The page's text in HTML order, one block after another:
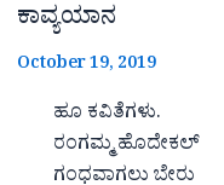
ಕಾವ್ಯಯಾನ
October 19, 2019
ಹೂ ಕವಿತೆಗಳು.
ರಂಗಮ್ಮ ಹೊದೇಕಲ್
ಗಂಧವಾಗಲು ಬೇರು